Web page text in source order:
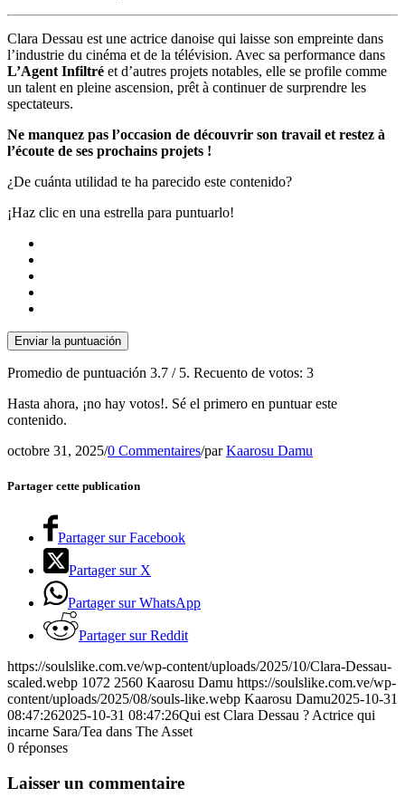
Clara Dessau est une actrice danoise qui laisse son empreinte dans
l’industrie du cinéma et de la télévision. Avec sa performance dans
L’Agent Infiltré et d’autres projets notables, elle se profile comme
un talent en pleine ascension, prêt à continuer de surprendre les
spectateurs.
Ne manquez pas l’occasion de découvrir son travail et restez à
l’écoute de ses prochains projets !
¿De cuánta utilidad te ha parecido este contenido?
¡Haz clic en una estrella para puntuarlo!
Enviar la puntuación
Promedio de puntuación 3.7 / 5. Recuento de votos: 3
Hasta ahora, ¡no hay votos!. Sé el primero en puntuar este
contenido.
octobre 31, 2025/0 Commentaires/parKaarosu Damu
Partager cette publication
Partager sur Facebook
Partager sur X
Partager sur WhatsApp
Partager sur Reddit
https://soulslike.com.ve/wp-content/uploads/2025/10/Clara-Dessau-
scaled.webp 1072 2560 Kaarosu Damu https://soulslike.com.ve/wp-
content/uploads/2025/08/souls-like.webp Kaarosu Damu2025-10-31
08:47:262025-10-31 08:47:26Qui est Clara Dessau ? Actrice qui
incarne Sara/Tea dans The Asset
0 réponses
Laisser un commentaire